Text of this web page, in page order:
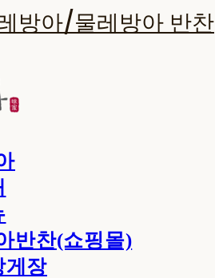
방아/물레방아 반찬
반찬(쇼핑몰)
게장